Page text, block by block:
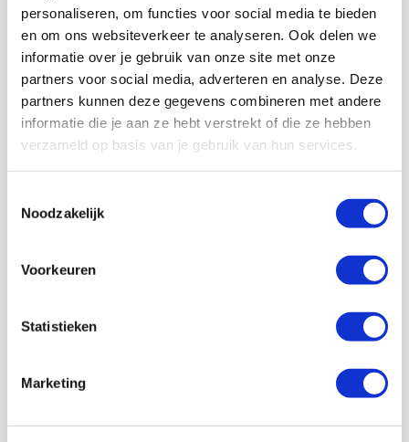
personaliseren, om functies voor social media te bieden
en om ons websiteverkeer te analyseren. Ook delen we
informatie over je gebruik van onze site met onze
partners voor social media, adverteren en analyse. Deze
partners kunnen deze gegevens combineren met andere
informatie die je aan ze hebt verstrekt of die ze hebben
verzameld op basis van je gebruik van hun services.
Noodzakelijk
Voorkeuren
Statistieken
Marketing
Volg ons ook op social
188K
volgers
Volgen
9,7K
volgers
Volgen
7,5K
volgers